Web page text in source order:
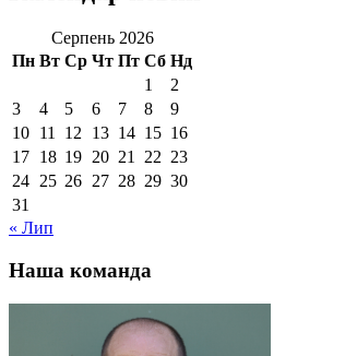
Серпень 2026
Пн Вт Ср Чт Пт Сб Нд
1
2
3
4 5 6 7 8
9
10 11 12 13 14 15 16
17 18 19 20 21 22 23
24 25 26 27 28 29 30
31
« Лип
Наша команда